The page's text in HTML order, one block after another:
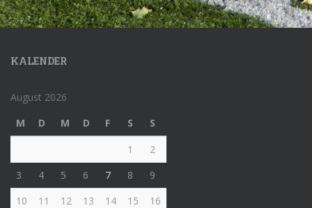
KALENDER
August 2026
M
D M D F S
S
1
2
3
4 5 6 7 8
9
10
11 12 13 14 15
16